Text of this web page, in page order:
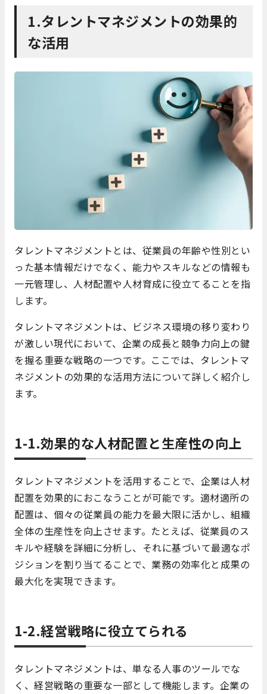
1.タレントマネジメントの効果的
な活用
タレントマネジメントとは、従業員の年齢や性別とい
った基本情報だけでなく、能力やスキルなどの情報も
一元管理し、人材配置や人材育成に役立てることを指
します。
タレントマネジメントは、ビジネス環境の移り変わり
が激しい現代において、企業の成長と競争力向上の鍵
を握る重要な戦略の一つです。ここでは、タレントマ
ネジメントの効果的な活用方法について詳しく紹介し
ます。
1-1.効果的な人材配置と生産性の向上
タレントマネジメントを活用することで、企業は人材
配置を効果的におこなうことが可能です。適材適所の
配置は、個々の従業員の能力を最大限に活かし、組織
全体の生産性を向上させます。たとえば、従業員のス
キルや経験を詳細に分析し、それに基づいて最適なポ
ジションを割り当てることで、業務の効率化と成果の
最大化を実現できます。
1-2.経営戦略に役立てられる
タレントマネジメントは、単なる人事のツールでな
く、経営戦略の重要な一部として機能します。企業の